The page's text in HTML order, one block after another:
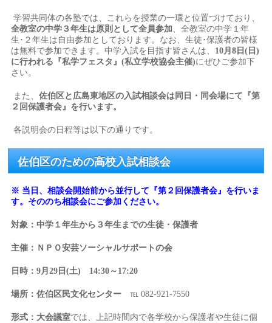
学習共同体の各塾では、これらを授業の一環と位置づけており、
全教室の中学３年生は原則として全員参加 、全教室の中学１年
生･２年生は自由参加としております。なお、生徒･保護者の皆様
は無料で参加できます。中学入試を目指す皆さんは、 10月8日(日)
に行われる『私学フェスタ』(私立学校協会主催)にぜひご参加下
さい。
また、佐伯区と広島東地区の入試相談会は同日・同会場にて『第
２回保護者会』を行います。
各説明会の日程等は以下の通りです。
佐伯区のための高校入試相談会
※ 当日、相談会開始前から並行して『第２回保護者会』を行いま
す。そののち相談会にご参加ください。
対象：中学１年生から３年生までの生徒・保護者
主催：ＮＰＯ安芸ソーシャルサポートの会
日時：9月29日(土) 14:30～17:20
場所：佐伯区民文化センター℡ 082-921-7550
形式：大会議室では、上記時間内で各学校から保護者や生徒に個